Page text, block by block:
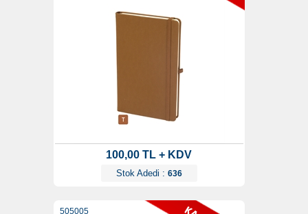
100,00 TL + KDV
Stok Adedi : 636
505005